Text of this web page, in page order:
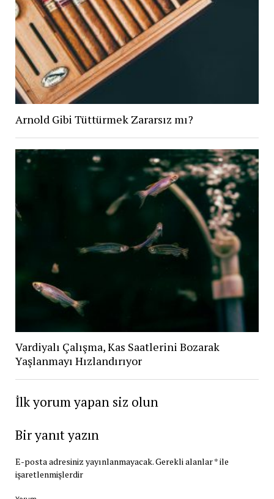
Arnold Gibi Tüttürmek Zararsız mı?
Vardiyalı Çalışma, Kas Saatlerini Bozarak
Yaşlanmayı Hızlandırıyor
İlk yorum yapan siz olun
Bir yanıt yazın
E-posta adresiniz yayınlanmayacak.Gerekli alanlar*ile
işaretlenmişlerdir